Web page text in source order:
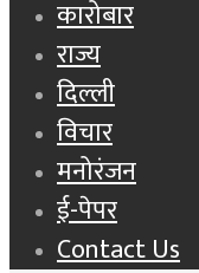
कारोबार
राज्य
दिल्ली
विचार
मनोरंजन
ई-पेपर
Contact Us